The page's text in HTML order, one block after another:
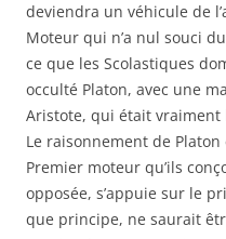
deviendra un véhicule de
Moteur qui n’a nul souci
ce que les Scolastiques
occulté Platon, avec une
Aristote, qui était vraiment
Le raisonnement de
Premier moteur qu’ils
opposée, s’appuie sur le
que principe, ne saurait